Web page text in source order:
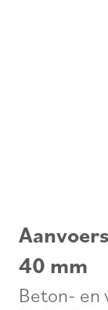
40 mm
Beton- en